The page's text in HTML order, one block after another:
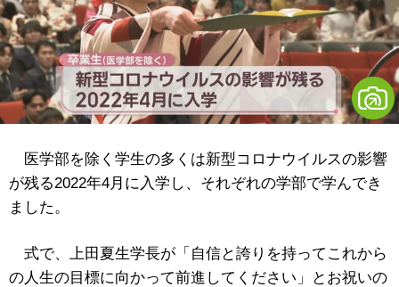
医学部を除く学生の多くは新型コロナウイルスの影響
が残る2022年4月に入学し、それぞれの学部で学んでき
ました。
式で、上田夏生学長が「自信と誇りを持ってこれから
の人生の目標に向かって前進してください」とお祝いの